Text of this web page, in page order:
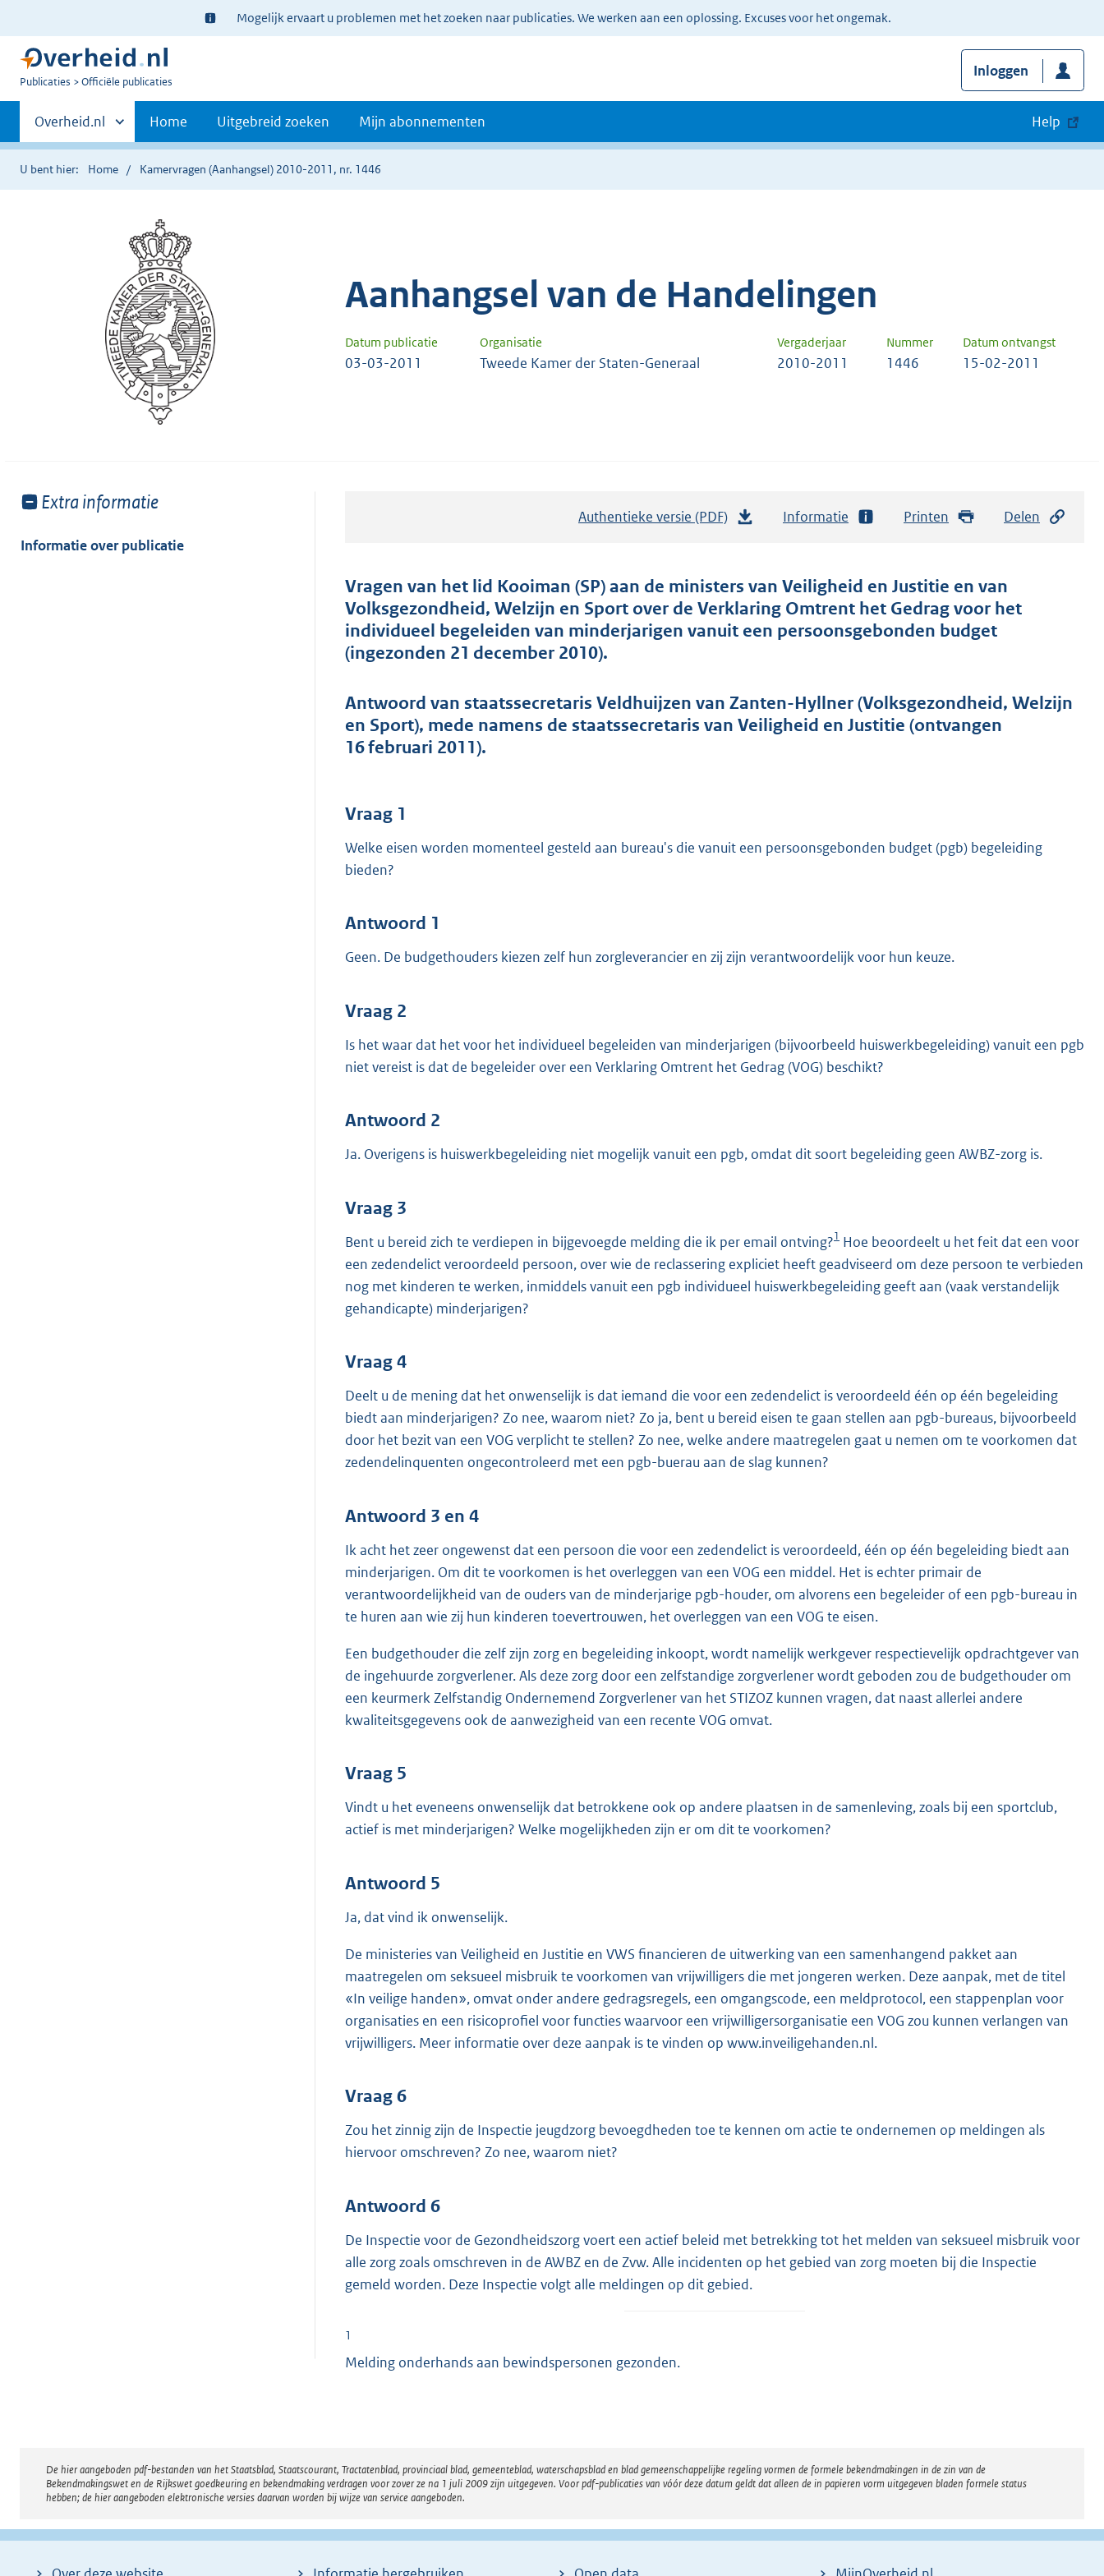
Ter
informatie:
Mogelijk ervaart u problemen met het zoeken naar publicaties. We werken aan een oplossing. Excuses voor het ongemak.
U
Publicaties Officiële publicaties
Inloggen
Primaire
navigatie
Andere
sites
binnen
Overheid.nl Home Uitgebreid zoeken Mijn abonnementen Help
U bent hier: Home Kamervragen (Aanhangsel) 2010-2011, nr. 1446
Aanhangsel van de Handelingen
Datum publicatie Organisatie Vergaderjaar Nummer Datum ontvangst
03-03-2011 Tweede Kamer der Staten-Generaal 2010-2011 1446 15-02-2011
Toon
van:
Extra informatie
Informatie over publicatie
Authentieke versie (PDF)
t
a
n
g
:
Informatie Printen Delen
Vragen van het lid Kooiman (SP) aan de ministers van Veiligheid en Justitie en van
Volksgezondheid, Welzijn en Sport over de Verklaring Omtrent het Gedrag voor het
individueel begeleiden van minderjarigen vanuit een persoonsgebonden budget
(ingezonden 21 december 2010).
Antwoord van staatssecretaris Veldhuijzen van Zanten-Hyllner (Volksgezondheid, Welzijn
en Sport), mede namens de staatssecretaris van Veiligheid en Justitie (ontvangen
16 februari 2011).
Vraag 1
Welke eisen worden momenteel gesteld aan bureau's die vanuit een persoonsgebonden budget (pgb) begeleiding
bieden?
Antwoord 1
Geen. De budgethouders kiezen zelf hun zorgleverancier en zij zijn verantwoordelijk voor hun keuze.
Vraag 2
Is het waar dat het voor het individueel begeleiden van minderjarigen (bijvoorbeeld huiswerkbegeleiding) vanuit een pgb
niet vereist is dat de begeleider over een Verklaring Omtrent het Gedrag (VOG) beschikt?
Antwoord 2
Ja. Overigens is huiswerkbegeleiding niet mogelijk vanuit een pgb, omdat dit soort begeleiding geen AWBZ-zorg is.
Vraag 3
Bent u bereid zich te verdiepen in bijgevoegde melding die ik per email ontving?1 Hoe beoordeelt u het feit dat een voor
een zedendelict veroordeeld persoon, over wie de reclassering expliciet heeft geadviseerd om deze persoon te verbieden
nog met kinderen te werken, inmiddels vanuit een pgb individueel huiswerkbegeleiding geeft aan (vaak verstandelijk
gehandicapte) minderjarigen?
Vraag 4
Deelt u de mening dat het onwenselijk is dat iemand die voor een zedendelict is veroordeeld één op één begeleiding
biedt aan minderjarigen? Zo nee, waarom niet? Zo ja, bent u bereid eisen te gaan stellen aan pgb-bureaus, bijvoorbeeld
door het bezit van een VOG verplicht te stellen? Zo nee, welke andere maatregelen gaat u nemen om te voorkomen dat
zedendelinquenten ongecontroleerd met een pgb-buerau aan de slag kunnen?
Antwoord 3 en 4
Ik acht het zeer ongewenst dat een persoon die voor een zedendelict is veroordeeld, één op één begeleiding biedt aan
minderjarigen. Om dit te voorkomen is het overleggen van een VOG een middel. Het is echter primair de
verantwoordelijkheid van de ouders van de minderjarige pgb-houder, om alvorens een begeleider of een pgb-bureau in
te huren aan wie zij hun kinderen toevertrouwen, het overleggen van een VOG te eisen.
Een budgethouder die zelf zijn zorg en begeleiding inkoopt, wordt namelijk werkgever respectievelijk opdrachtgever van
de ingehuurde zorgverlener. Als deze zorg door een zelfstandige zorgverlener wordt geboden zou de budgethouder om
een keurmerk Zelfstandig Ondernemend Zorgverlener van het STIZOZ kunnen vragen, dat naast allerlei andere
kwaliteitsgegevens ook de aanwezigheid van een recente VOG omvat.
Vraag 5
Vindt u het eveneens onwenselijk dat betrokkene ook op andere plaatsen in de samenleving, zoals bij een sportclub,
actief is met minderjarigen? Welke mogelijkheden zijn er om dit te voorkomen?
Antwoord 5
Ja, dat vind ik onwenselijk.
De ministeries van Veiligheid en Justitie en VWS financieren de uitwerking van een samenhangend pakket aan
maatregelen om seksueel misbruik te voorkomen van vrijwilligers die met jongeren werken. Deze aanpak, met de titel
«In veilige handen», omvat onder andere gedragsregels, een omgangscode, een meldprotocol, een stappenplan voor
organisaties en een risicoprofiel voor functies waarvoor een vrijwilligersorganisatie een VOG zou kunnen verlangen van
vrijwilligers. Meer informatie over deze aanpak is te vinden op www.inveiligehanden.nl.
Vraag 6
Zou het zinnig zijn de Inspectie jeugdzorg bevoegdheden toe te kennen om actie te ondernemen op meldingen als
hiervoor omschreven? Zo nee, waarom niet?
Antwoord 6
De Inspectie voor de Gezondheidszorg voert een actief beleid met betrekking tot het melden van seksueel misbruik voor
alle zorg zoals omschreven in de AWBZ en de Zvw. Alle incidenten op het gebied van zorg moeten bij die Inspectie
gemeld worden. Deze Inspectie volgt alle meldingen op dit gebied.
1
Melding onderhands aan bewindspersonen gezonden.
Disclaimer
De hier aangeboden pdf-bestanden van het Staatsblad, Staatscourant, Tractatenblad, provinciaal blad, gemeenteblad, waterschapsblad en blad gemeenschappelijke regeling vormen de formele bekendmakingen in de zin van de
Bekendmakingswet en de Rijkswet goedkeuring en bekendmaking verdragen voor zover ze na 1 juli 2009 zijn uitgegeven. Voor pdf-publicaties van vóór deze datum geldt dat alleen de in papieren vorm uitgegeven bladen formele status
hebben; de hier aangeboden elektronische versies daarvan worden bij wijze van service aangeboden.